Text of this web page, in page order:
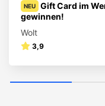
NEU
Gift Card im
gewinnen!
Wolt
3,9